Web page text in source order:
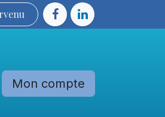
Mon compte